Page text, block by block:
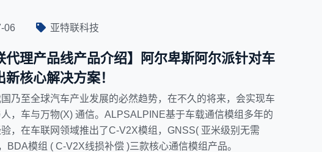
06 亚特联科技
代理产品线产品介绍】阿尔卑斯阿尔派针对车
核心解决方案！
乃至全球汽车产业发展的必然趋势，在不久的将来，会实现车
，车与万物(X) 通信。ALPSALPINE基于车载通信模组多年的
，在车联网领域推出了C-V2X模组，GNSS( 亚米级别无需
BDA模组 ( C-V2X线损补偿 )三款核心通信模组产品。